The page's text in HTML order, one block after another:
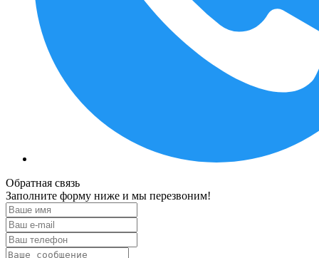
Обратная связь
Заполните форму ниже и мы перезвоним!